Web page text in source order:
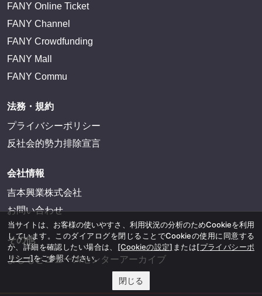
FANY Online Ticket
FANY Channel
FANY Crowdfunding
FANY Mall
FANY Commu
法務・規約
プライバシーポリシー
反社会的勢力排除宣言
会社情報
吉本興業株式会社
お問い合わせ
その他
よしもとニュースセンターアーカイブ
当サイトは、お客様の使いやすさ、利用状況の分析のためCookieを利用
しています。このダイアログを閉じることでCookieの使用に同意する
か、詳細を確認したい場合は、 [Cookieの設定] または[プライバシーポ
リシー]をご参照ください。
閉じる